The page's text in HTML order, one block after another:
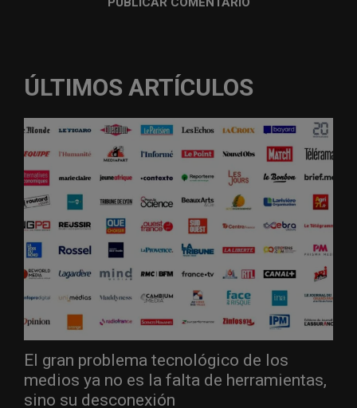
ÚLTIMOS ARTÍCULOS
El gran problema tecnológico de los
medios ya no es la falta de herramientas,
sino su desconexión